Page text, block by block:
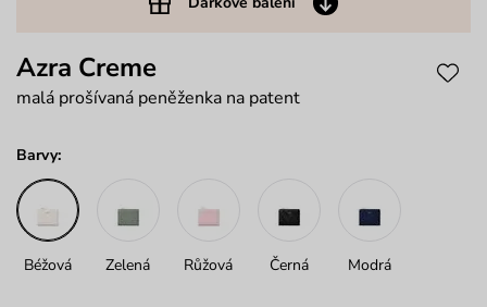
Azra Creme
malá prošívaná peněženka na patent
Barvy:
Béžová Zelená Růžová Černá Modrá